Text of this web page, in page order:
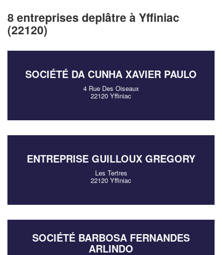
8 entreprises deplâtre à Yffiniac
(22120)
SOCIÉTÉ DA CUNHA XAVIER PAULO
4 Rue Des Oiseaux
22120 Yffiniac
ENTREPRISE GUILLOUX GREGORY
Les Tertres
22120 Yffiniac
SOCIÉTÉ BARBOSA FERNANDES
ARLINDO